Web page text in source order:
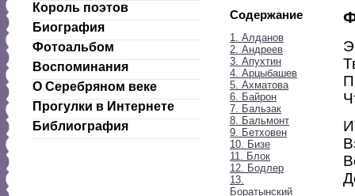
Король поэтов
Биография
Фотоальбом
Воспоминания
О Серебряном веке
Прогулки в Интернете
Библиография
Содержание
1. Алданов
2. Андреев
3. Апухтин
4. Арцыбашев
5. Ахматова
6. Байрон
7. Бальзак
8. Бальмонт
9. Бетховен
10. Бизе
11. Блок
12. Бодлер
13.
Боратынский